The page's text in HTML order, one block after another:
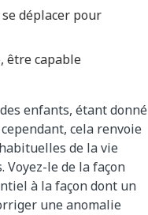
déplacer pour
être capable
enfants, étant donné
cela renvoie
de la vie
le de la façon
à la façon dont un
une anomalie